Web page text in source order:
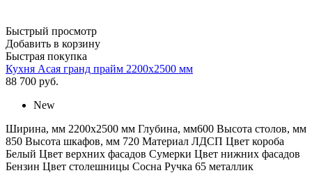
Быстрый просмотр
Добавить в корзину
Быстрая покупка
Кухня Асая гранд прайм 2200х2500 мм
88 700 руб.
New
Ширина, мм 2200х2500 мм Глубина, мм600 Высота столов, мм
850 Высота шкафов, мм 720 Материал ЛДСП Цвет короба
Белый Цвет верхних фасадов Сумерки Цвет нижних фасадов
Бензин Цвет столешницы Сосна Ручка 65 металлик